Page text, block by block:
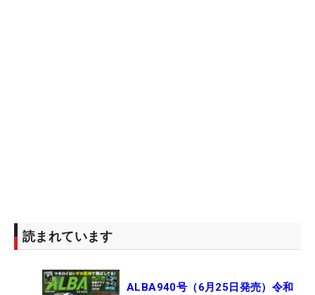
読まれています
ALBA940号（6月25日発売）令和